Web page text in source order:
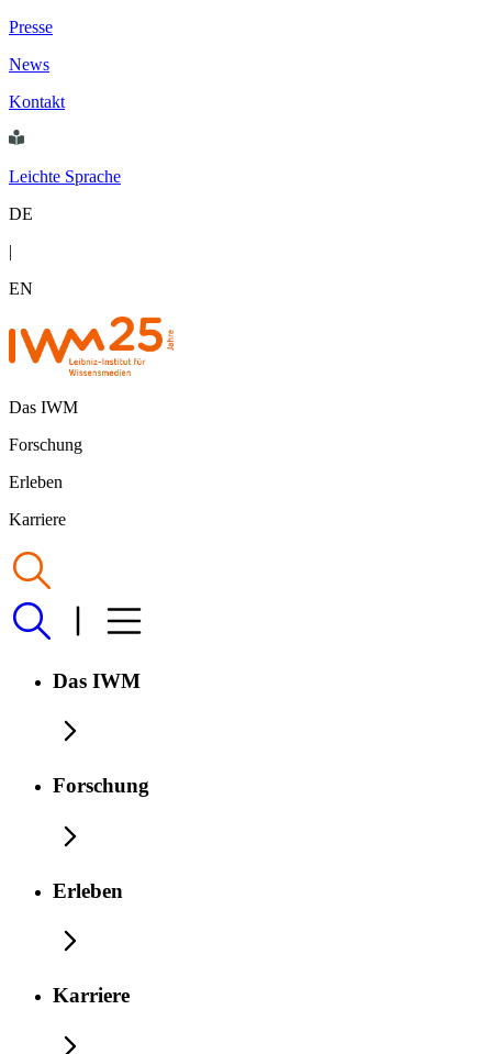
Presse
News
Kontakt
Leichte Sprache
DE
|
EN
Das IWM
Forschung
Erleben
Karriere
Das IWM
Forschung
Erleben
Karriere